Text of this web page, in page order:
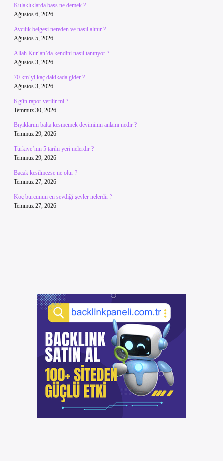
Kulaklıklarda bass ne demek ?
Ağustos 6, 2026
Avcılık belgesi nereden ve nasıl alınır ?
Ağustos 5, 2026
Allah Kur’an’da kendini nasıl tanıtıyor ?
Ağustos 3, 2026
70 km’yi kaç dakikada gider ?
Ağustos 3, 2026
6 gün rapor verilir mi ?
Temmuz 30, 2026
Bıyıklarını balta kesmemek deyiminin anlamı nedir ?
Temmuz 29, 2026
Türkiye’nin 5 tarihi yeri nelerdir ?
Temmuz 29, 2026
Bacak kesilmezse ne olur ?
Temmuz 27, 2026
Koç burcunun en sevdiği şeyler nelerdir ?
Temmuz 27, 2026